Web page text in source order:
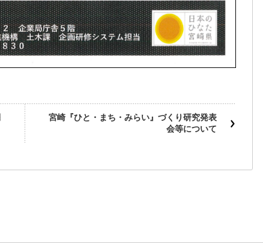
宮崎『ひと・まち・みらい』づくり研究発表
会等について